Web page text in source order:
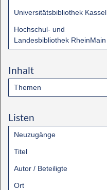
Universitätsbibliothek Kassel
Hochschul- und
Landesbibliothek RheinMain
Inhalt
Themen
Listen
Neuzugänge
Titel
Autor / Beteiligte
Ort